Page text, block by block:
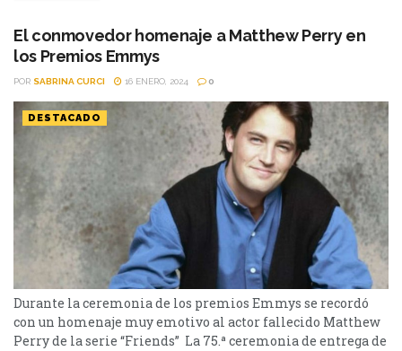
y “I’ll Be There For...
El conmovedor homenaje a Matthew Perry en
los Premios Emmys
POR SABRINA CURCI 16 ENERO, 2024 0
DESTACADO
Durante la ceremonia de los premios Emmys se recordó
con un homenaje muy emotivo al actor fallecido Matthew
Perry de la serie “Friends” La 75.ª ceremonia de entrega de